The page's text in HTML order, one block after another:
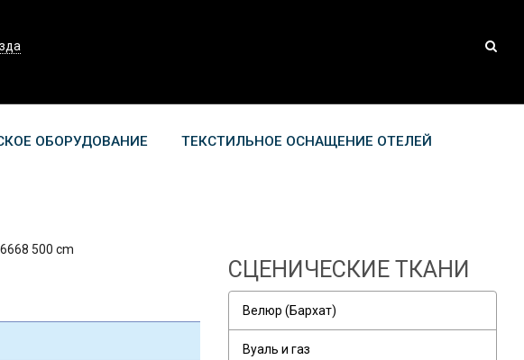
ОБОРУДОВАНИЕ ТЕКСТИЛЬНОЕ ОСНАЩЕНИЕ ОТЕЛЕЙ
500 cm
СЦЕНИЧЕСКИЕ ТКАНИ
Велюр (Бархат)
Вуаль и газ